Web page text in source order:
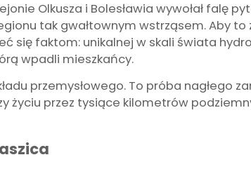
Olkusza i Bolesławia wywołał falę
tak gwałtownym wstrząsem. Aby
się faktom: unikalnej w skali świata
wpadli mieszkańcy.
przemysłowego. To próba nagłego
życiu przez tysiące kilometrów